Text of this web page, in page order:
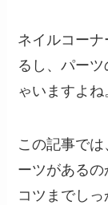
ネイルコー
るし、パー
ゃいますよね
この記事で
ーツがある
コツまでしっ